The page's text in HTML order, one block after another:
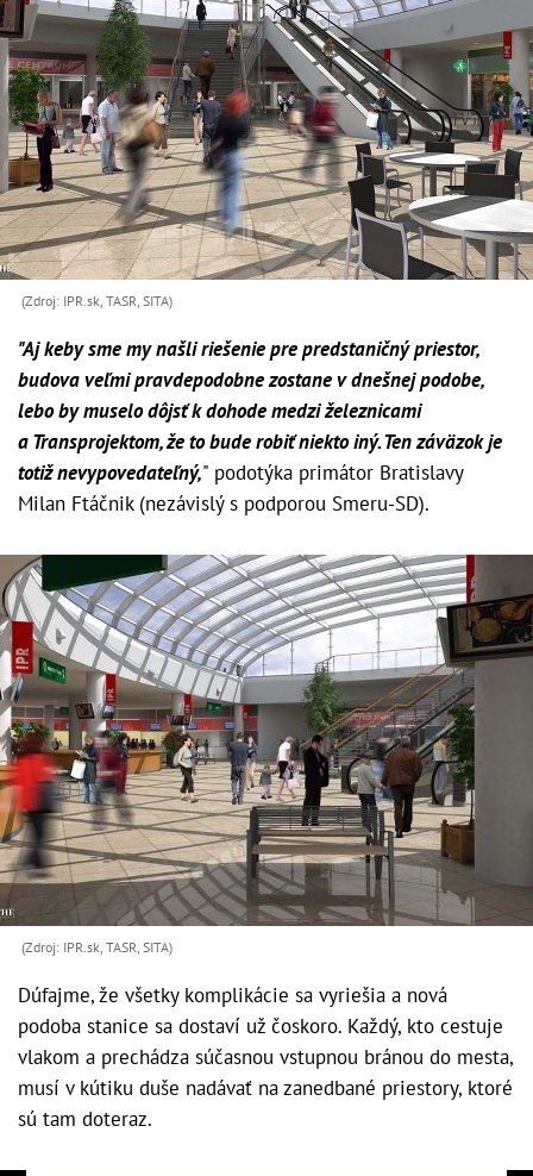
(Zdroj: IPR.sk, TASR, SITA)
"Aj keby sme my našli riešenie pre predstaničný priestor,
budova veľmi pravdepodobne zostane v dnešnej podobe,
lebo by muselo dôjsť k dohode medzi železnicami
a Transprojektom, že to bude robiť niekto iný. Ten záväzok je
totiž nevypovedateľný," podotýka primátor Bratislavy
Milan Ftáčnik (nezávislý s podporou Smeru-SD).
(Zdroj: IPR.sk, TASR, SITA)
Dúfajme, že všetky komplikácie sa vyriešia a nová
podoba stanice sa dostaví už čoskoro. Každý, kto cestuje
vlakom a prechádza súčasnou vstupnou bránou do mesta,
musí v kútiku duše nadávať na zanedbané priestory, ktoré
sú tam doteraz.